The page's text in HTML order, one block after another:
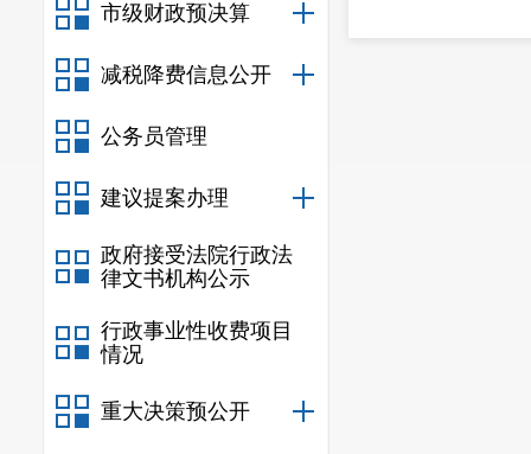
市级财政预决算
减税降费信息公开
公务员管理
建议提案办理
政府接受法院行政法
律文书机构公示
行政事业性收费项目
情况
重大决策预公开